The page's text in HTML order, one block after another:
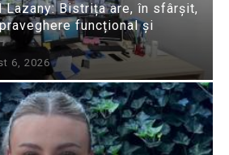
Lazany: Bistrița are, în sfârșit,
funcțional și
6, 2026